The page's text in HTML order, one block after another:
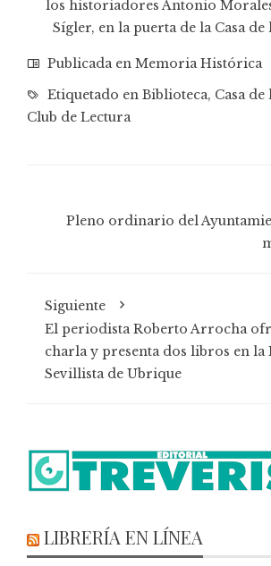
los historiadores Antonio
Sígler, en la puerta de la Casa
Publicada en Memoria Histórica
Etiquetado en Biblioteca, Casa
Club de Lectura
Pleno ordinario del
Siguiente
El periodista Roberto Arrocha
charla y presenta dos libros en la
Sevillista de Ubrique
LIBRERÍA EN LÍNEA